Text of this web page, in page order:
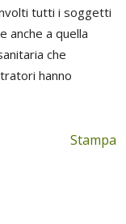
tutti i soggetti
anche a quella
che
hanno
Stampa